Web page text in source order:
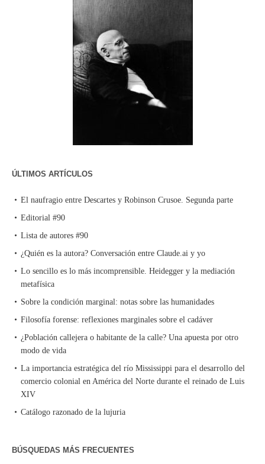
ÚLTIMOS ARTÍCULOS
El naufragio entre Descartes y Robinson Crusoe. Segunda parte
Editorial #90
Lista de autores #90
¿Quién es la autora? Conversación entre Claude.ai y yo
Lo sencillo es lo más incomprensible. Heidegger y la mediación
metafísica
Sobre la condición marginal: notas sobre las humanidades
Filosofía forense: reflexiones marginales sobre el cadáver
¿Población callejera o habitante de la calle? Una apuesta por otro
modo de vida
La importancia estratégica del río Mississippi para el desarrollo del
comercio colonial en América del Norte durante el reinado de Luis
XIV
Catálogo razonado de la lujuria
BÚSQUEDAS MÁS FRECUENTES